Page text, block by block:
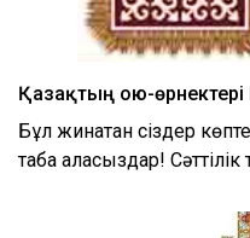
Қазақтың ою-
Бұл жинақтан сіздер
таба аласыздар! Сәттілік